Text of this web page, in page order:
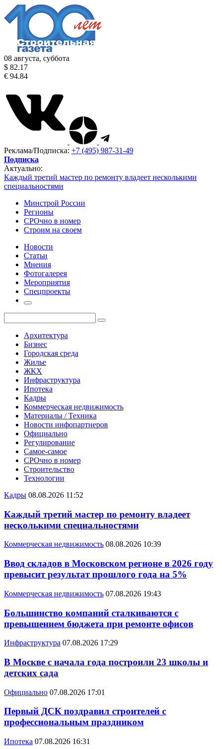
08 августа, суббота
$ 82.17
€ 94.84
Реклама/Подписка: +7 (495) 987-31-49
Подписка
Актуально:
Каждый третий мастер по ремонту владеет несколькими
специальностями
Минстрой России
Регионы
СРОчно в номер
Строим на своем
Новости
Статьи
Мнения
Фотогалерея
Мероприятия
Спецпроекты
Архитектура
Бизнес
Городская среда
Жилье
ЖКХ
Инфраструктура
Ипотека
Кадры
Коммерческая недвижимость
Материалы / Техника
Новости инфопартнеров
Официально
Регулирование
Самое-самое
СРОчно в номер
Строительство
Технологии
Кадры 08.08.2026 11:52
Каждый третий мастер по ремонту владеет
несколькими специальностями
Коммерческая недвижимость 08.08.2026 10:39
Ввод складов в Московском регионе в 2026 году
превысит результат прошлого года на 5%
Коммерческая недвижимость 07.08.2026 19:43
Большинство компаний сталкиваются с
превышением бюджета при ремонте офисов
Инфраструктура 07.08.2026 17:29
В Москве с начала года построили 23 школы и
детских сада
Официально 07.08.2026 17:01
Первый ДСК поздравил строителей с
профессиональным праздником
Ипотека 07.08.2026 16:31